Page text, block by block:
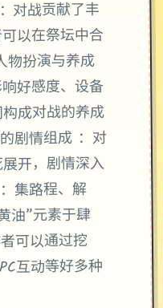
对战贡献了丰
以在祭坛中合
物扮演与养成
好感度、设备
成对战的养成
剧情组成 ：对
开，剧情深入
集路程、解
油”元素于肆
可以通过挖
互动等好多种